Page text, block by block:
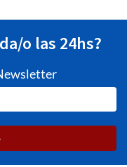
o las 24hs?